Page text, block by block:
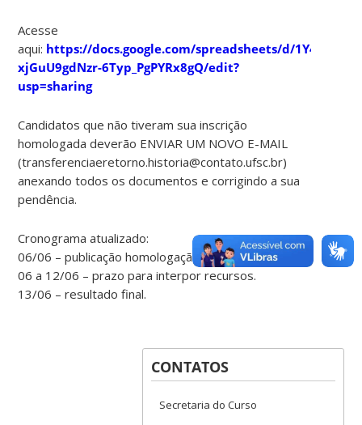
Acesse
aqui: https://docs.google.com/spreadsheets/d/
xjGuU9gdNzr-6Typ_PgPYRx8gQ/edit?
usp=sharing
Candidatos que não tiveram sua inscrição
homologada deverão ENVIAR UM NOVO E-MAIL
(transferenciaeretorno.historia@contato.ufsc.br)
anexando todos os documentos e corrigindo a sua
pendência.
Cronograma atualizado:
06/06 – publicação homologação das inscrições;
06 a 12/06 – prazo para interpor recursos.
13/06 – resultado final.
CONTATOS
Secretaria do Curso